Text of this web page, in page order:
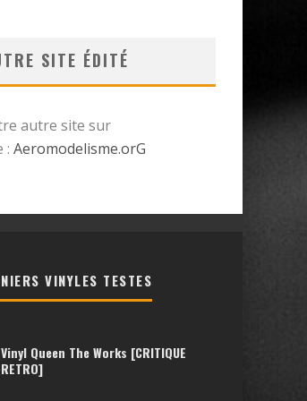
SITE ÉDITÉ
autre site sur
: Aeromodelisme.orG
VINYLES TESTES
Vinyl Queen The Works [CRITIQUE
RETRO]